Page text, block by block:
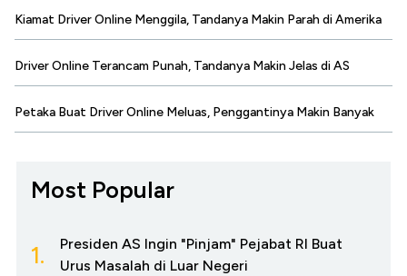
Kiamat Driver Online Menggila, Tandanya Makin Parah di Amerika
Driver Online Terancam Punah, Tandanya Makin Jelas di AS
Petaka Buat Driver Online Meluas, Penggantinya Makin Banyak
Most Popular
1.
Presiden AS Ingin "Pinjam" Pejabat RI Buat
Urus Masalah di Luar Negeri